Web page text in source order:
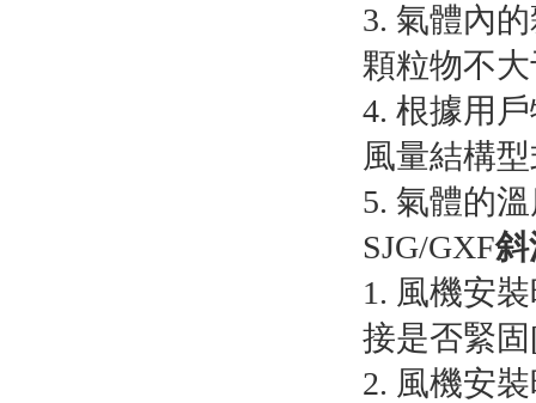
3. 氣體內
顆粒物不大
4. 根據用
風量結構
5. 氣體的
SJG/GXF斜
1. 風機安
接是否緊
2. 風機安